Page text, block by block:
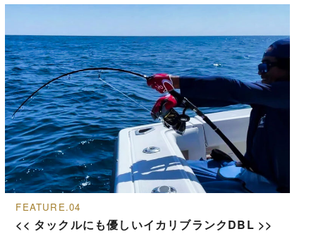
FEATURE.04
<< タックルにも優しいイカリブランクDBL >>